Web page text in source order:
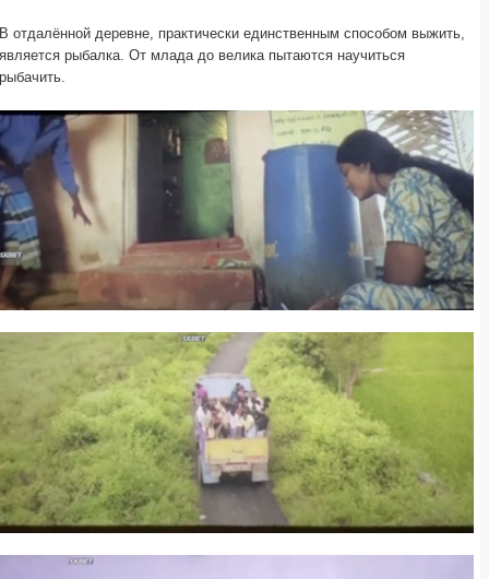
В отдалённой деревне, практически единственным способом выжить,
является рыбалка. От млада до велика пытаются научиться
рыбачить.